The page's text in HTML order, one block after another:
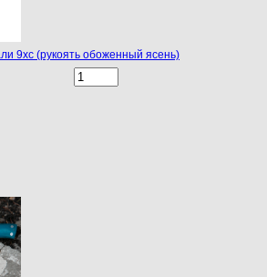
9хс (рукоять обоженный ясень)